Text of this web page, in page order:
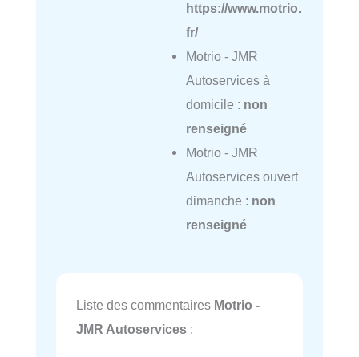
https://www.motrio.
fr/
Motrio - JMR
Autoservices à
domicile : non
renseigné
Motrio - JMR
Autoservices ouvert
dimanche : non
renseigné
Liste des commentaires Motrio -
JMR Autoservices :